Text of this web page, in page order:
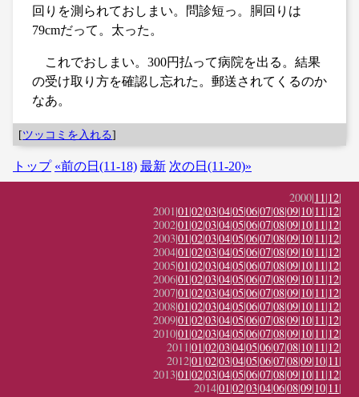
回りを測られておしまい。問診短っ。胴回りは
79cmだって。太った。
これでおしまい。300円払って病院を出る。結果
の受け取り方を確認し忘れた。郵送されてくるのか
なあ。
[ツッコミを入れる]
トップ «前の日(11-18) 最新 次の日(11-20)»
2000|11|12|
2001|01|02|03|04|05|06|07|08|09|10|11|12|
2002|01|02|03|04|05|06|07|08|09|10|11|12|
2003|01|02|03|04|05|06|07|08|09|10|11|12|
2004|01|02|03|04|05|06|07|08|09|10|11|12|
2005|01|02|03|04|05|06|07|08|09|10|11|12|
2006|01|02|03|04|05|06|07|08|09|10|11|12|
2007|01|02|03|04|05|06|07|08|09|10|11|12|
2008|01|02|03|04|05|06|07|08|09|10|11|12|
2009|01|02|03|04|05|06|07|08|09|10|11|12|
2010|01|02|03|04|05|06|07|08|09|10|11|12|
2011|01|02|03|04|05|06|07|08|10|11|12|
2012|01|02|03|04|05|06|07|08|09|10|11|
2013|01|02|03|04|05|06|07|08|09|10|11|12|
2014|01|02|03|04|06|08|09|10|11|